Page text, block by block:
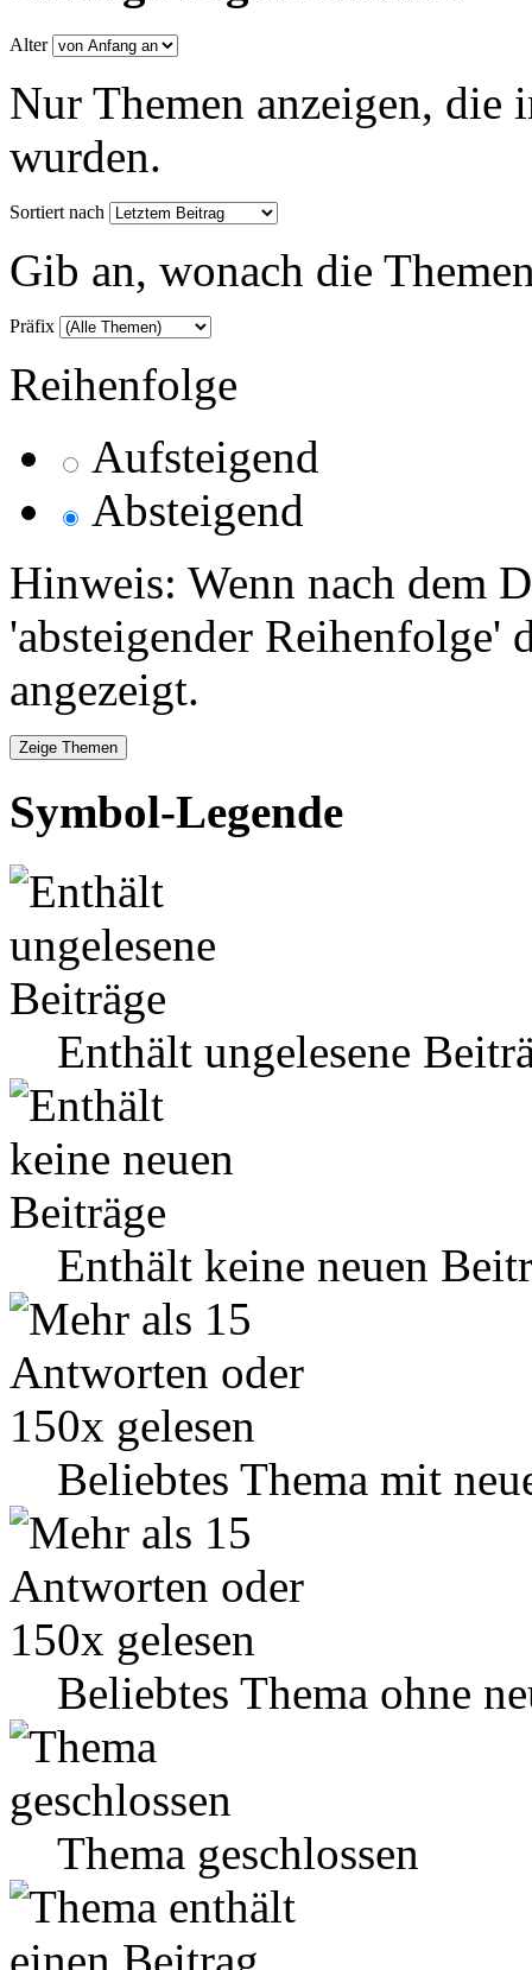
Alter
Nur Themen anzeigen, die
wurden.
Sortiert nach
Gib an, wonach die
Präfix
Reihenfolge
Aufsteigend
Absteigend
Hinweis: Wenn nach dem
'absteigender Reihenfolge'
angezeigt.
Symbol-Legende
Enthält ungelesene
Enthält keine neuen
Beliebtes Thema mit
Beliebtes Thema ohne
Thema geschlossen